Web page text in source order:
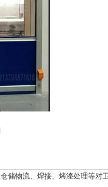
储物流、焊接、烤漆处理等对